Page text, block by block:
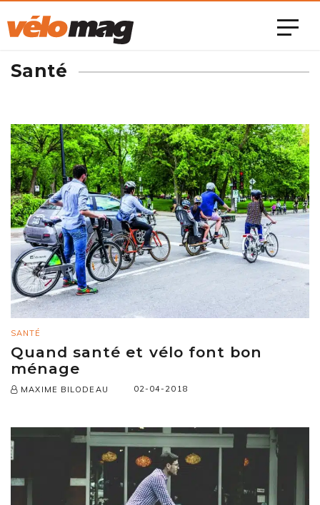
Santé
SANTÉ
Quand santé et vélo font bon
ménage
MAXIME BILODEAU 02-04-2018